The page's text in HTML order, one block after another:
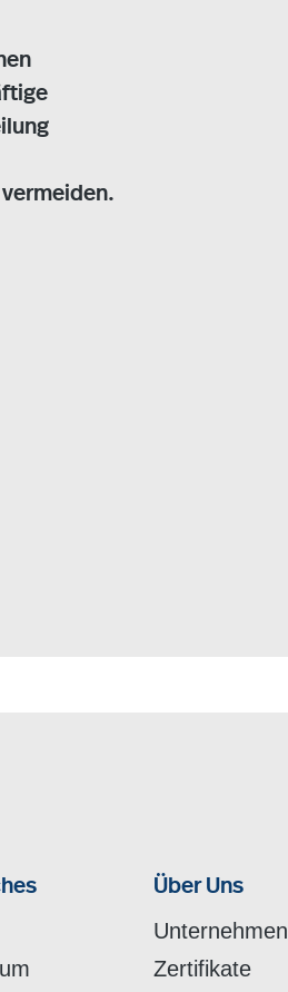
Über Uns
Unternehmen
Zertifikate